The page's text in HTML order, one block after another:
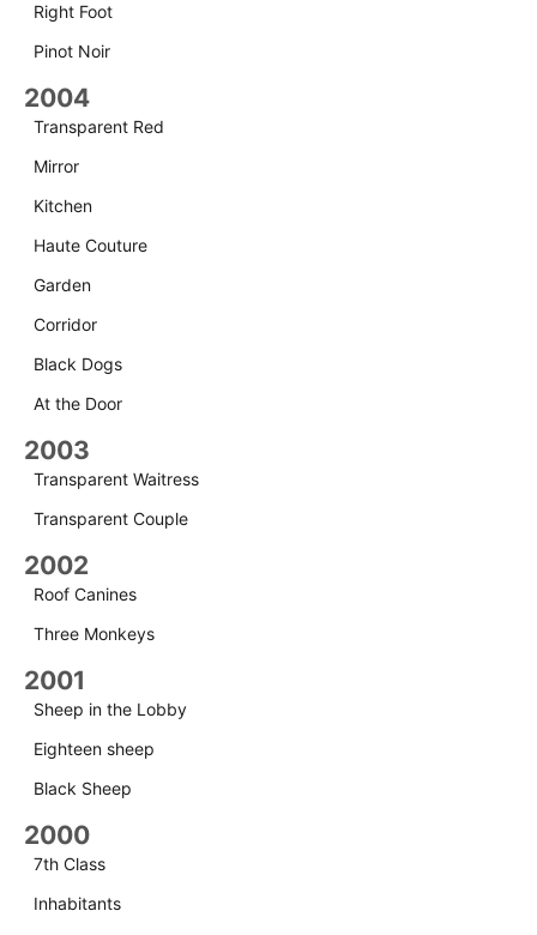
Right Foot
Pinot Noir
2004
Transparent Red
Mirror
Kitchen
Haute Couture
Garden
Corridor
Black Dogs
At the Door
2003
Transparent Waitress
Transparent Couple
2002
Roof Canines
Three Monkeys
2001
Sheep in the Lobby
Eighteen sheep
Black Sheep
2000
7th Class
Inhabitants